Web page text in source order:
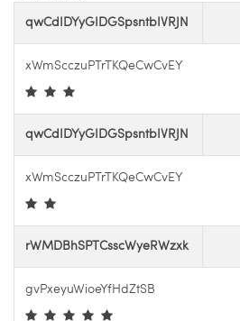
qwCdIDYyGIDGSpsntbIVRJN
xWmScczuPTrTKQeCwCvEY
qwCdIDYyGIDGSpsntbIVRJN
xWmScczuPTrTKQeCwCvEY
rWMDBhSPTCsscWyeRWzxk
gvPxeyuWioeYfHdZtSB